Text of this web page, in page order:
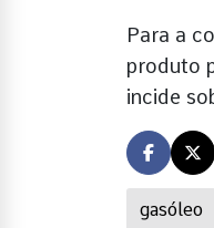
gasóleo
Para a
produto
incide